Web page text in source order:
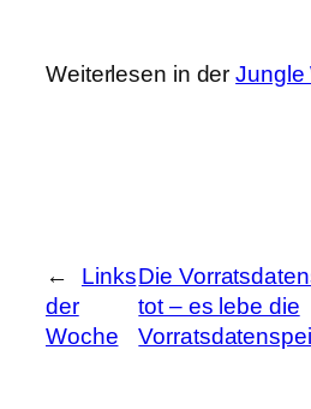
Weiterlesen in derJungle
←
Links
der
Woche
Die
tot – es lebe die